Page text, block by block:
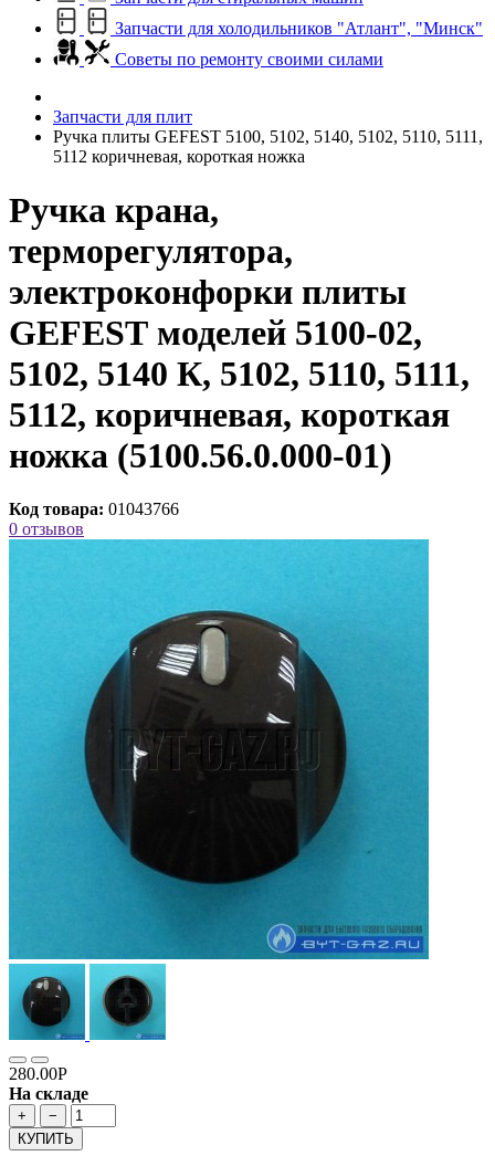
Запчасти для холодильников "Атлант", "Минск"
Советы по ремонту своими силами
Запчасти для плит
Ручка плиты GEFEST 5100, 5102, 5140, 5102, 5110, 5111,
5112 коричневая, короткая ножка
Ручка крана,
терморегулятора,
электроконфорки плиты
GEFEST моделей 5100-02,
5102, 5140 К, 5102, 5110, 5111,
5112, коричневая, короткая
ножка (5100.56.0.000-01)
Код товара: 01043766
0 отзывов
280.00Р
На складе
+
−
КУПИТЬ